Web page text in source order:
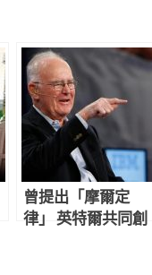
曾提出「摩爾定
律」 英特爾共同創